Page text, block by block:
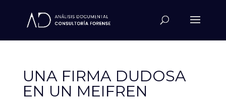
UNA FIRMA DUDOSA
EN UN MEIFREN